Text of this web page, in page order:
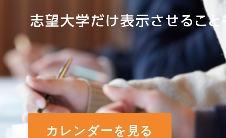
カレンダーを見る